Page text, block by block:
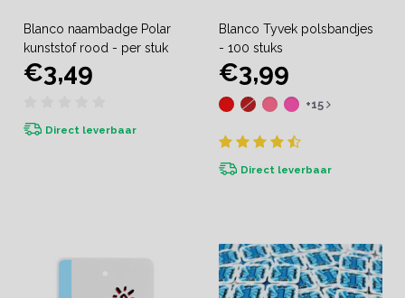
Blanco naambadge Polar
kunststof rood - per stuk
€3,49
Direct leverbaar
Blanco Tyvek polsbandjes
- 100 stuks
€3,99
+15
Direct leverbaar